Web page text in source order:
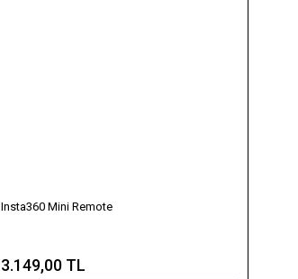
Insta360 Mini Remote
3.149,00 TL